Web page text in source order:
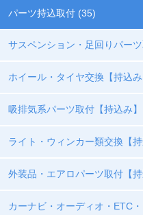
パーツ持込取付 (35)
サスペンション・足回りパー
ホイール・タイヤ交換【持込
吸排気系パーツ取付【持込み
ライト・ウィンカー類交換【
外装品・エアロパーツ取付【
カーナビ・オーディオ・ETC